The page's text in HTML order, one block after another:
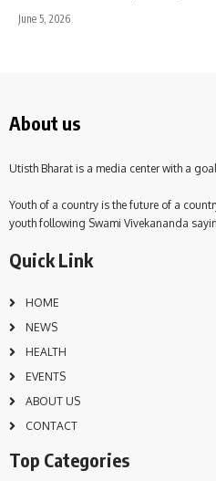
June 5, 2026
About us
Utisth Bharat is a media center with a
Youth of a country is the future of a
youth following Swami Vivekananda
Quick Link
HOME
NEWS
HEALTH
EVENTS
ABOUT US
CONTACT
Top Categories